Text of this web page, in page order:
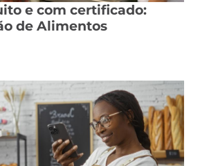
e com certificado:
de Alimentos